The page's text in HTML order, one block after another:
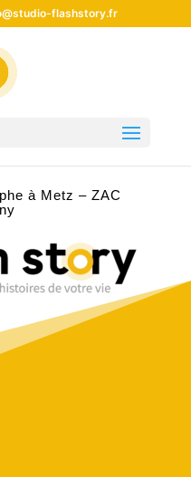
flashstory.fr
à Metz – ZAC